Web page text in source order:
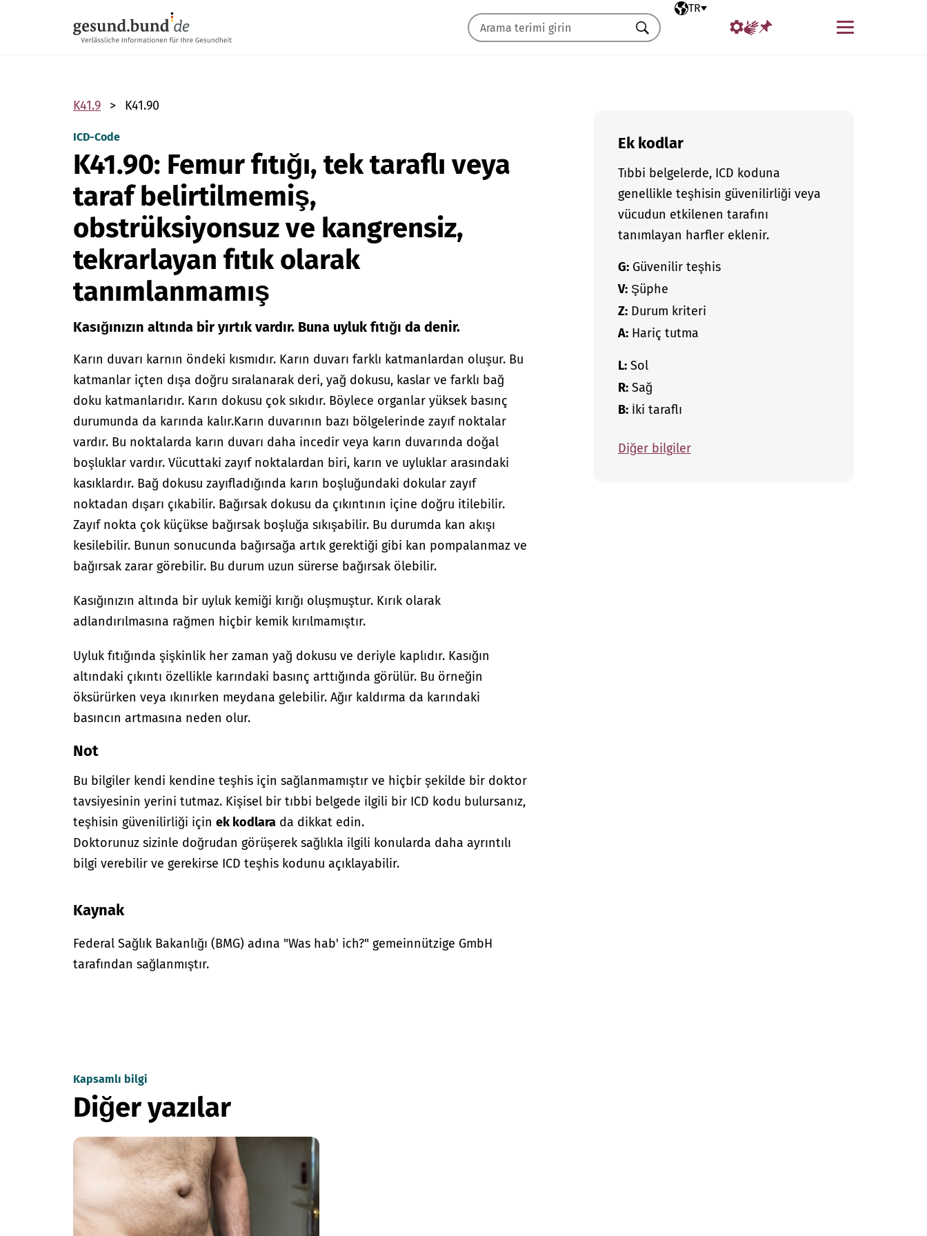
Seçili dil
TR
Menü
Ara
K41.9 K41.90
ICD-Code
K41.90: Femur fıtığı, tek taraflı veya
taraf belirtilmemiş,
obstrüksiyonsuz ve kangrensiz,
tekrarlayan fıtık olarak
tanımlanmamış
Kasığınızın altında bir yırtık vardır. Buna uyluk fıtığı da denir.
Karın duvarı karnın öndeki kısmıdır. Karın duvarı farklı katmanlardan oluşur. Bu
katmanlar içten dışa doğru sıralanarak deri, yağ dokusu, kaslar ve farklı bağ
doku katmanlarıdır. Karın dokusu çok sıkıdır. Böylece organlar yüksek basınç
durumunda da karında kalır.Karın duvarının bazı bölgelerinde zayıf noktalar
vardır. Bu noktalarda karın duvarı daha incedir veya karın duvarında doğal
boşluklar vardır. Vücuttaki zayıf noktalardan biri, karın ve uyluklar arasındaki
kasıklardır. Bağ dokusu zayıfladığında karın boşluğundaki dokular zayıf
noktadan dışarı çıkabilir. Bağırsak dokusu da çıkıntının içine doğru itilebilir.
Zayıf nokta çok küçükse bağırsak boşluğa sıkışabilir. Bu durumda kan akışı
kesilebilir. Bunun sonucunda bağırsağa artık gerektiği gibi kan pompalanmaz ve
bağırsak zarar görebilir. Bu durum uzun sürerse bağırsak ölebilir.
Kasığınızın altında bir uyluk kemiği kırığı oluşmuştur. Kırık olarak
adlandırılmasına rağmen hiçbir kemik kırılmamıştır.
Uyluk fıtığında şişkinlik her zaman yağ dokusu ve deriyle kaplıdır. Kasığın
altındaki çıkıntı özellikle karındaki basınç arttığında görülür. Bu örneğin
öksürürken veya ıkınırken meydana gelebilir. Ağır kaldırma da karındaki
basıncın artmasına neden olur.
Not
Bu bilgiler kendi kendine teşhis için sağlanmamıştır ve hiçbir şekilde bir doktor
tavsiyesinin yerini tutmaz. Kişisel bir tıbbi belgede ilgili bir ICD kodu bulursanız,
teşhisin güvenilirliği içinek kodlara da dikkat edin.
Doktorunuz sizinle doğrudan görüşerek sağlıkla ilgili konularda daha ayrıntılı
bilgi verebilir ve gerekirse ICD teşhis kodunu açıklayabilir.
Kaynak
Federal Sağlık Bakanlığı (BMG) adına "Was hab' ich?" gemeinnützige GmbH
tarafından sağlanmıştır.
Ek kodlar
Tıbbi belgelerde, ICD koduna
genellikle teşhisin güvenilirliği veya
vücudun etkilenen tarafını
tanımlayan harfler eklenir.
G:Güvenilir teşhis
V:Şüphe
Z:Durum kriteri
A:Hariç tutma
L:Sol
R:Sağ
B:İki taraflı
Diğer bilgiler
Kapsamlı bilgi
Diğer yazılar